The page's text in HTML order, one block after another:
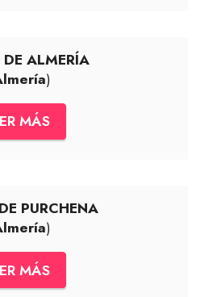
ALMERÍA
)
MÁS
PURCHENA
)
MÁS